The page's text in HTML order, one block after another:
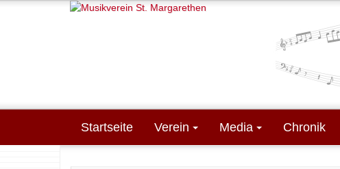
Direkt zum Inhalt
Startseite Verein Media Chronik